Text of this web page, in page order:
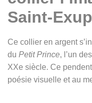
Saint-
Ce collier en argent
du Petit Prince, l’un
XXe siècle. Ce
poésie visuelle et au